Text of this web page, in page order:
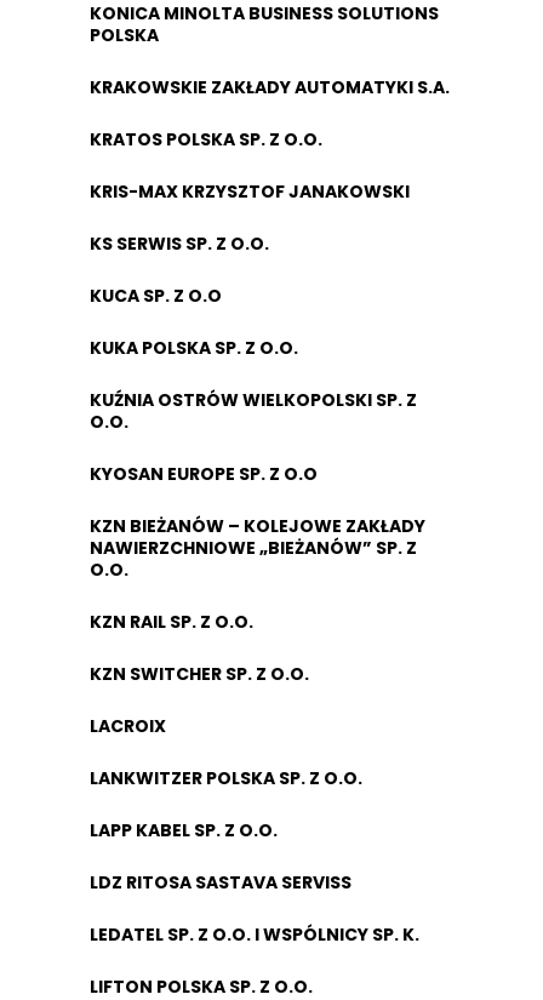
KONICA MINOLTA BUSINESS SOLUTIONS
POLSKA
KRAKOWSKIE ZAKŁADY AUTOMATYKI S.A.
KRATOS POLSKA SP. Z O.O.
KRIS-MAX KRZYSZTOF JANAKOWSKI
KS SERWIS SP. Z O.O.
KUCA SP. Z O.O
KUKA POLSKA SP. Z O.O.
KUŹNIA OSTRÓW WIELKOPOLSKI SP. Z
O.O.
KYOSAN EUROPE SP. Z O.O
KZN BIEŻANÓW – KOLEJOWE ZAKŁADY
NAWIERZCHNIOWE „BIEŻANÓW” SP. Z
O.O.
KZN RAIL SP. Z O.O.
KZN SWITCHER SP. Z O.O.
LACROIX
LANKWITZER POLSKA SP. Z O.O.
LAPP KABEL SP. Z O.O.
LDZ RITOSA SASTAVA SERVISS
LEDATEL SP. Z O.O. I WSPÓLNICY SP. K.
LIFTON POLSKA SP. Z O.O.